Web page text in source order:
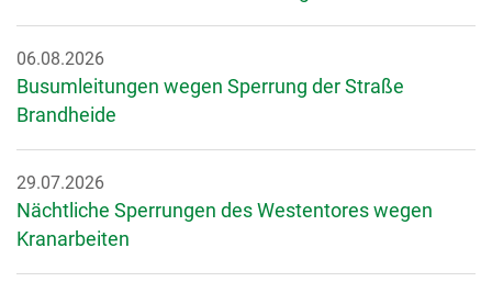
06.08.2026
Busumleitungen wegen Sperrung der Straße
Brandheide
29.07.2026
Nächtliche Sperrungen des Westentores wegen
Kranarbeiten